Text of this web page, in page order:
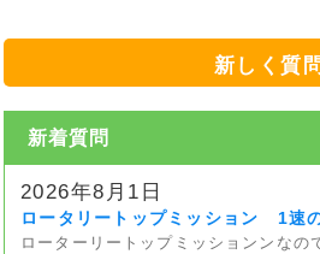
新しく質問
新着質問
2026年8月1日
ロータリートップミッション 1速
ローターリートップミッションンなの